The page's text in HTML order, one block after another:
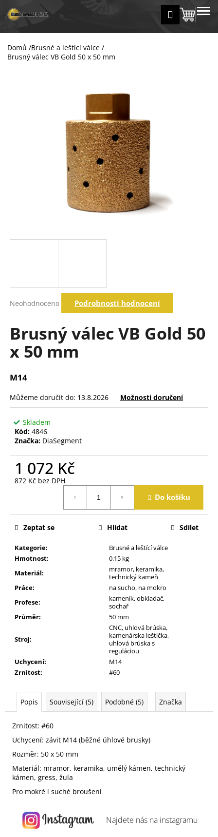
na
obsah
Přihlášení
košík
MENU
Domů /Brusné a leštící válce /
Brusný válec VB Gold 50 x 50 mm
hodnocení
0,0
5
Neohodnoceno Podrobnosti hodnocení
Brusný válec VB Gold 50
x 50 mm
M14
Můžeme doručit do: 13.8.2026 Možnosti doručení
Skladem
Kód: 4846
Značka: DiaSegment
1 072 Kč
872 Kč bez DPH
Do košíku
Kategorie:
Brusné a leštící válce
Hmotnost:
0.15 kg
Materiál:
mramor, keramika,
technický kameň
Práce:
na sucho, na mokro
Profese:
kameník, obkladač,
sochař
Průměr: 50 mm
Stroj:
CNC, uhlová brúska,
kamenárska leštička,
uhlová brúska s
reguláciou
Uchycení:
M14
Zrnitost: #60
Zeptat se Hlídat Sdílet
Popis Související (5) Podobné (5) Značka
Zrnitost: #60
Uchycení: závit M14 (běžné úhlové brusky)
Rozměr: 50 x 50 mm
Materiál: mramor, keramika, umělý kámen, technický
kámen, gress, žula
Pro mokré i suché broušení
š
Zpět
Zpět
C
j
D
p
r
u
č
u
e
m
Najdete nás na instagramu